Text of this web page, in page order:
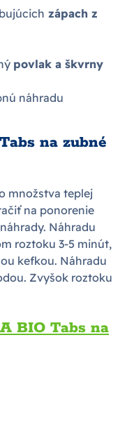
zápach z
povlak a škvrny
náhradu
na zubné
množstva teplej
na ponorenie
Náhradu
roztoku 3-5 minút,
kefkou. Náhradu
Zvyšok roztoku
BIO Tabs na